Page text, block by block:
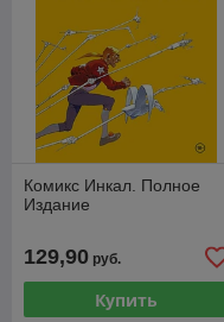
Комикс Инкал. Полное
Издание
129,90 руб.
Купить